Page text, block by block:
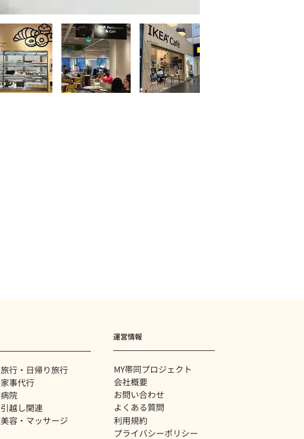
旅行・日帰り旅行
家事代行
病院
​引越し関連
美容・マッサージ
運営情報
MY帯同プロジェクト
会社概要
お問い合わせ
よくある質問
利用規約
プライバシーポリシー